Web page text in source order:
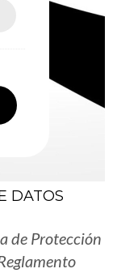
DATOS
de Protección